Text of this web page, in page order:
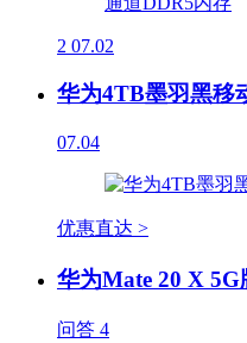
2 07.02
华为4TB墨羽黑移
07.04
优惠直达 >
华为Mate 20 X
问答 4